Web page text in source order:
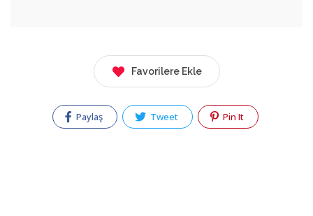
Favorilere Ekle
Paylaş Tweet Pin It